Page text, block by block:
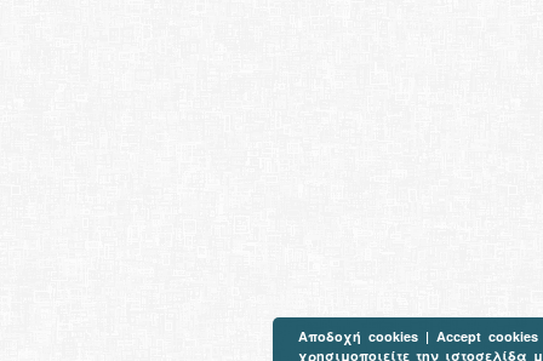
Αποδοχή cookies | Accept
χρησιμοποιείτε την ιστοσελίδα